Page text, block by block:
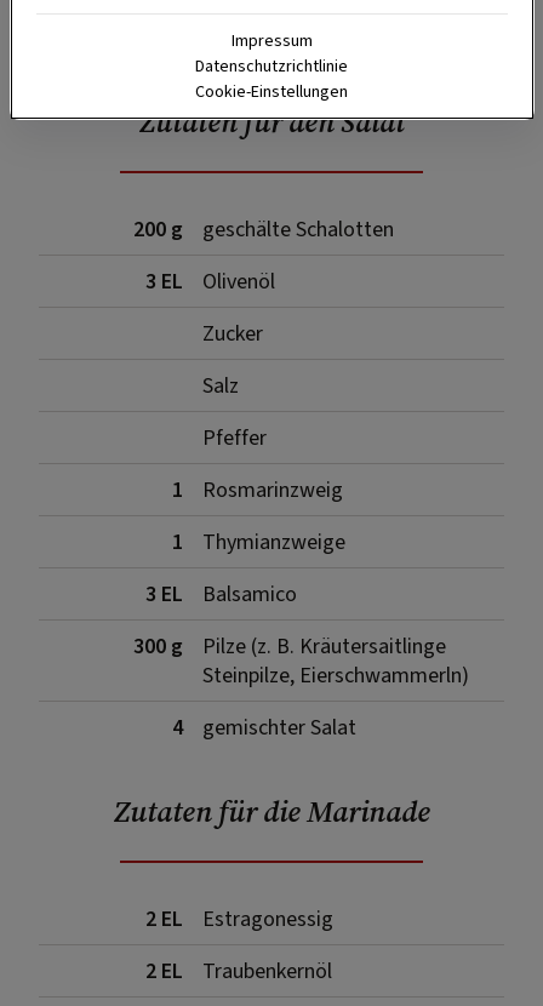
SPEICHERN DRUCKEN
Zutaten für den Salat
200 g
geschälte Schalotten
3 EL
Olivenöl
Zucker
Salz
Pfeffer
1
Rosmarinzweig
1
Thymianzweige
3 EL
Balsamico
300 g
Pilze (z. B. Kräutersaitlinge
Steinpilze, Eierschwammerln)
4
gemischter Salat
Zutaten für die Marinade
2 EL
Estragonessig
2 EL
Traubenkernöl
Impressum
Datenschutzrichtlinie
Cookie-Einstellungen